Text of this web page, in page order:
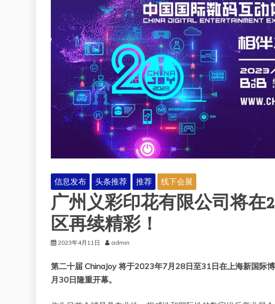
信息发布 头条推荐 推荐 线下会展
广州义彩印花有限公司将在
区再续精彩！
2023年4月11日 admin
第二十届 ChinaJoy 将于2023年7月28日至31日在上海新国际
月30日隆重开幕。